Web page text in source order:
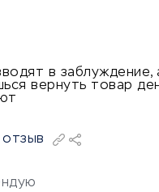
в заблуждение,
вернуть товар